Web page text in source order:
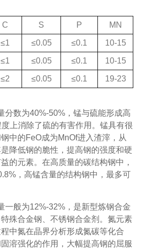
C S P MN
≤1 ≤0.05 ≤0.1 10-15
≤1 ≤0.05 ≤0.1 10-15
≤2 ≤0.05 ≤0.1 19-23
数为40%-50%，锰与硫能形成高
上消除了硫的有害作用。锰具有很
中的FeO成为MnOf进入渣滓，从
降低钢的脆性，提高钢的强度和硬
的元素。在高质量的碳结构钢中，
，高锰含量的结构钢中，最多可
般为12%-32%，是新型炼钢合金
殊合金钢、不锈钢合金剂。氮元素
中氮在晶界分析形成氮碳等化合
溶强化的作用，大幅提高钢的屈服